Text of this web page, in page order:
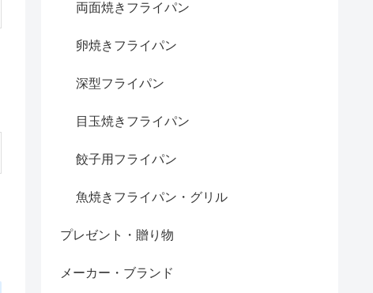
両面焼きフライパン
卵焼きフライパン
深型フライパン
目玉焼きフライパン
餃子用フライパン
魚焼きフライパン・グリル
プレゼント・贈り物
メーカー・ブランド